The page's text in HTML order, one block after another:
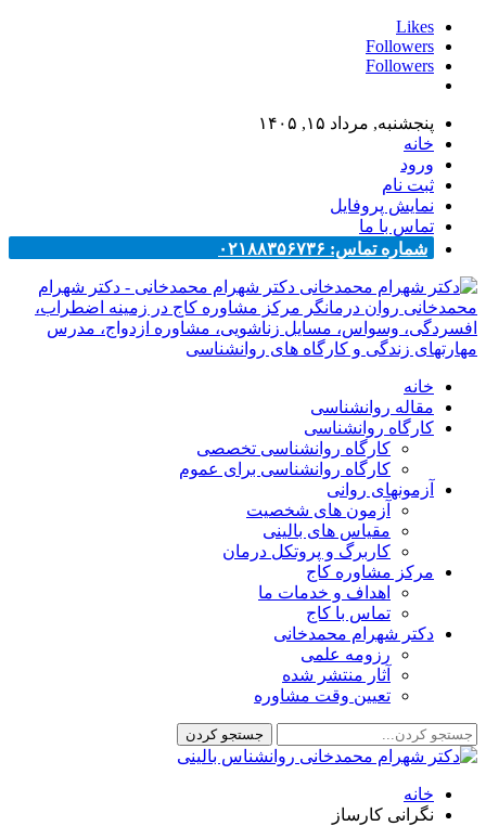
Likes
Followers
Followers
پنجشنبه, مرداد ۱۵, ۱۴۰۵
خانه
ورود
ثبت نام
نمایش پروفایل
تماس با ما
شماره تماس: ۰۲۱۸۸۳۵۶۷۳۶
دکتر شهرام محمدخانی - دکتر شهرام
محمدخانی روان درمانگر مرکز مشاوره کاج در زمینه اضطراب،
افسردگی، وسواس، مسایل زناشویی، مشاوره ازدواج، مدرس
مهارتهای زندگی و کارگاه های روانشناسی
خانه
مقاله روانشناسی
کارگاه روانشناسی
کارگاه روانشناسی تخصصی
کارگاه روانشناسی برای عموم
آزمونهای روانی
آزمون های شخصیت
مقیاس های بالینی
کاربرگ و پروتکل درمان
مرکز مشاوره کاج
اهداف و خدمات ما
تماس با کاج
دکتر شهرام محمدخانی
رزومه علمی
آثار منتشر شده
تعیین وقت مشاوره
خانه
نگرانی کارساز